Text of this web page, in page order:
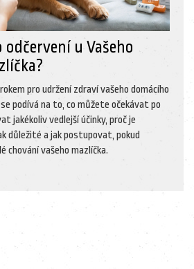
odčervení u Vašeho
pro udržení zdraví vašeho domácího
podívá na to, co můžete očekávat po
jakékoliv vedlejší účinky, proč je
důležité a jak postupovat, pokud
chování vašeho mazlíčka.